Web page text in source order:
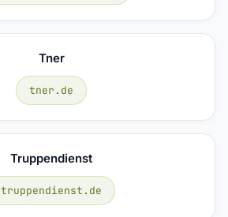
Tner
tner.de
Truppendienst
truppendienst.de